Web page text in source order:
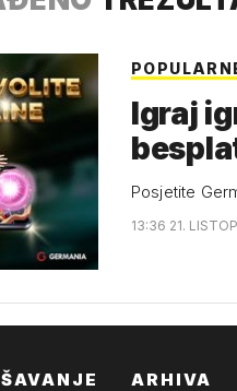
Igraj
Posjetite
13:36 21.
ARHIVA